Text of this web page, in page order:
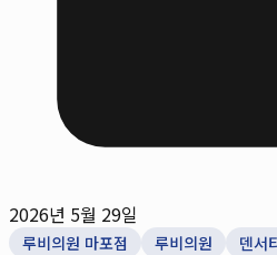
2026년 5월 29일
루비의원 마포점 루비의원 덴서